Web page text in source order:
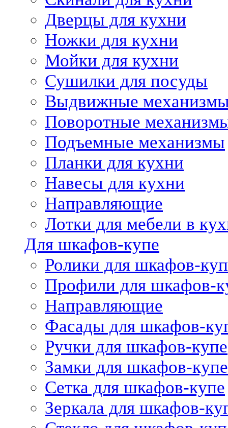
Дверцы для кухни
Ножки для кухни
Мойки для кухни
Сушилки для посуды
Выдвижные
Поворотные
Подъемные механизмы
Планки для кухни
Навесы для кухни
Направляющие
Лотки для мебели в
Для шкафов-купе
Ролики для шкафов-
Профили для шкафов-
Направляющие
Фасады для шкафов-
Ручки для шкафов-купе
Замки для шкафов-купе
Сетка для шкафов-купе
Зеркала для шкафов-